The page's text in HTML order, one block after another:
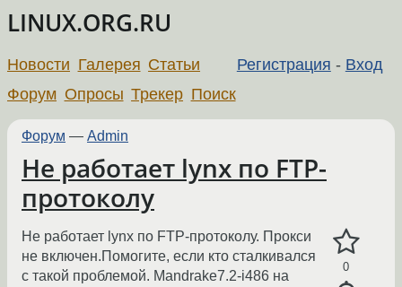
LINUX.ORG.RU
Регистрация - Вход
Новости Галерея Статьи
Форум Опросы Трекер Поиск
Форум — Admin
Не работает lynx по FTP-
протоколу
0
Не работает lynx по FTP-протоколу. Прокси
не включен.Помогите, если кто сталкивался
с такой проблемой. Mandrake7.2-i486 на